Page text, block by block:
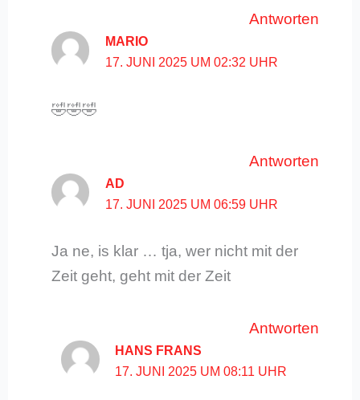
Antworten
MARIO
17. JUNI 2025 UM 02:32 UHR
🤣🤣🤣
Antworten
AD
17. JUNI 2025 UM 06:59 UHR
Ja ne, is klar … tja, wer nicht mit der
Zeit geht, geht mit der Zeit
Antworten
HANS FRANS
17. JUNI 2025 UM 08:11 UHR